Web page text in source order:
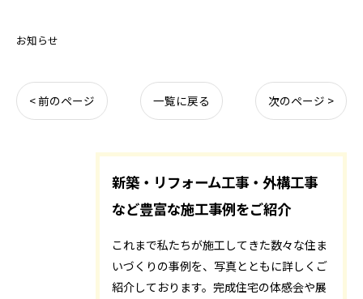
お知らせ
< 前のページ 一覧に戻る 次のページ >
新築・リフォーム工事・外構工事
など豊富な施工事例をご紹介
これまで私たちが施工してきた数々な住ま
いづくりの事例を、写真とともに詳しくご
紹介しております。完成住宅の体感会や展